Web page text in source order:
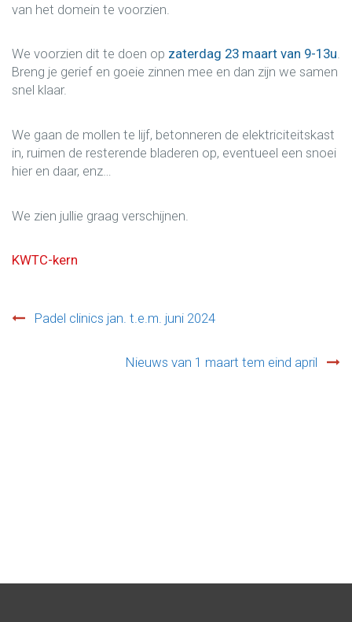
van het domein te voorzien.
We voorzien dit te doen op zaterdag 23 maart van 9-13u.
Breng je gerief en goeie zinnen mee en dan zijn we samen
snel klaar.
We gaan de mollen te lijf, betonneren de elektriciteitskast
in, ruimen de resterende bladeren op, eventueel een snoei
hier en daar, enz…
We zien jullie graag verschijnen.
KWTC-kern
navigation
Padel clinics jan. t.e.m. juni 2024
Nieuws van 1 maart tem eind april